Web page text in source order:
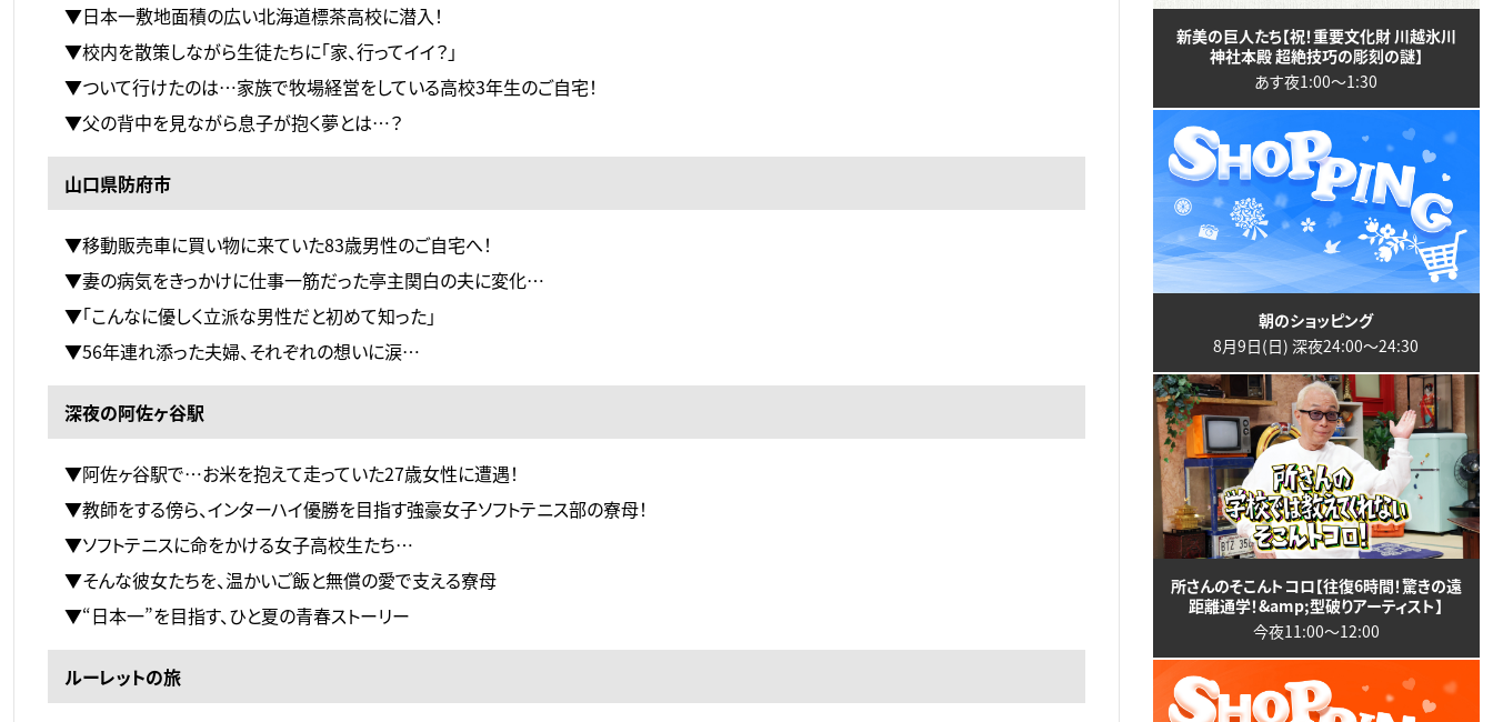
▼日本一敷地面積の広い北海道標茶高校に潜入！
▼校内を散策しながら生徒たちに「家、行ってイイ？」
▼ついて行けたのは…家族で牧場経営をしている高校3年生のご自宅！
▼父の背中を見ながら息子が抱く夢とは…？
山口県防府市
▼移動販売車に買い物に来ていた83歳男性のご自宅へ！
▼妻の病気をきっかけに仕事一筋だった亭主関白の夫に変化…
▼「こんなに優しく立派な男性だと初めて知った」
▼56年連れ添った夫婦、それぞれの想いに涙…
深夜の阿佐ヶ谷駅
▼阿佐ヶ谷駅で…お米を抱えて走っていた27歳女性に遭遇！
▼教師をする傍ら、インターハイ優勝を目指す強豪女子ソフトテニス部の寮母！
▼ソフトテニスに命をかける女子高校生たち…
▼そんな彼女たちを、温かいご飯と無償の愛で支える寮母
▼“日本一”を目指す、ひと夏の青春ストーリー
ルーレットの旅
新美の巨人たち【祝！重要文化財 川越氷川
神社本殿 超絶技巧の彫刻の謎】
あす夜1:00〜1:30
朝のショッピング
8月9日(日) 深夜24:00〜24:30
所さんのそこんトコロ【往復6時間！驚きの遠
距離通学！&amp;型破りアーティスト】
今夜11:00〜12:00